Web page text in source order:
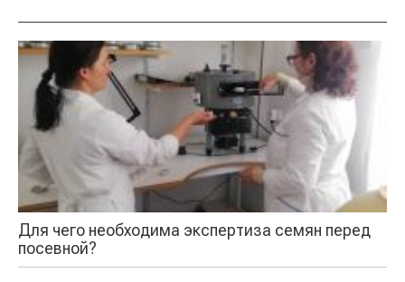
Для чего необходима экспертиза семян перед
посевной?